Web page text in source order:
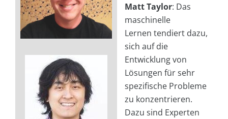
Matt Taylor: Das
maschinelle
Lernen tendiert dazu,
sich auf die
Entwicklung von
Lösungen für sehr
spezifische Probleme
zu konzentrieren.
Dazu sind Experten